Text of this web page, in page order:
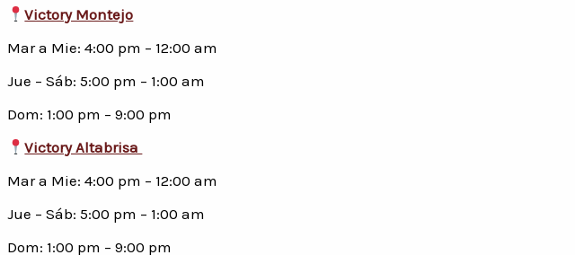
Victory Montejo
Mar a Mie: 4:00 pm – 12:00 am
Jue – Sáb: 5:00 pm – 1:00 am
Dom: 1:00 pm – 9:00 pm
Victory Altabrisa
Mar a Mie: 4:00 pm – 12:00 am
Jue – Sáb: 5:00 pm – 1:00 am
Dom: 1:00 pm – 9:00 pm